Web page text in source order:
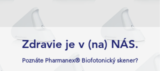
Zdravie je v (na) NÁS.
Poznáte Pharmanex® Biofotonický skener?